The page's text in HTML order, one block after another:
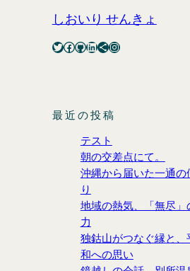
しおいり せんきょ
Twitter Facebook GitHub LinkedIn Share Icon Instagram
最近の投稿
テスト
朝の交差点にて。
沖縄から届いた一通の
り
地域の熱気、「無尽」
力
独鈷山がつなぐ縁と、
和への思い